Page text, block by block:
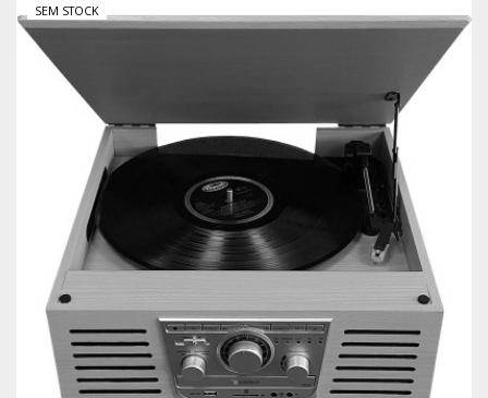
SEM STOCK